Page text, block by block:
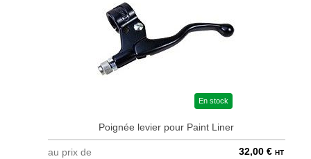
En stock
Poignée levier pour Paint Liner
au prix de 32,00 € HT